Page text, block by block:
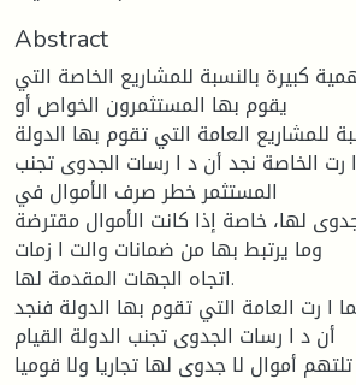
Abstract
كبيرة بالنسبة للمشاريع الخاصة التي
يقوم بها المستثمرون الخواص أو
للمشاريع العامة التي تقوم بها الدولة.
ا رت الخاصة نجد أن د ا رسات الجدوى تجنب
المستثمر خطر صرف الأموال في
لها، خاصة إذا كانت الأموال مقترضة
وما يرتبط بها من ضمانات والت ا زمات
اتجاه الجهات المقدمة لها.
ا رت العامة التي تقوم بها الدولة فنجد
أن د ا رسات الجدوى تجنب الدولة القيام